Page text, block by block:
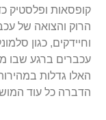
קופסאות ופלסטיק
הרוק והצואה של
וחיידקים, כגון
עכברים ברגע שבו
האלו גדלות
הדברה כל עוד